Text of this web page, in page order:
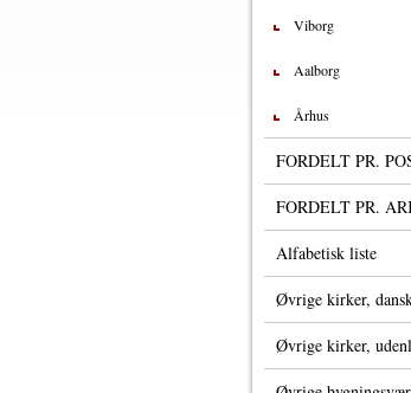
Viborg
Aalborg
Århus
FORDELT PR.
FORDELT PR.
Alfabetisk liste
Øvrige kirker,
Øvrige kirker,